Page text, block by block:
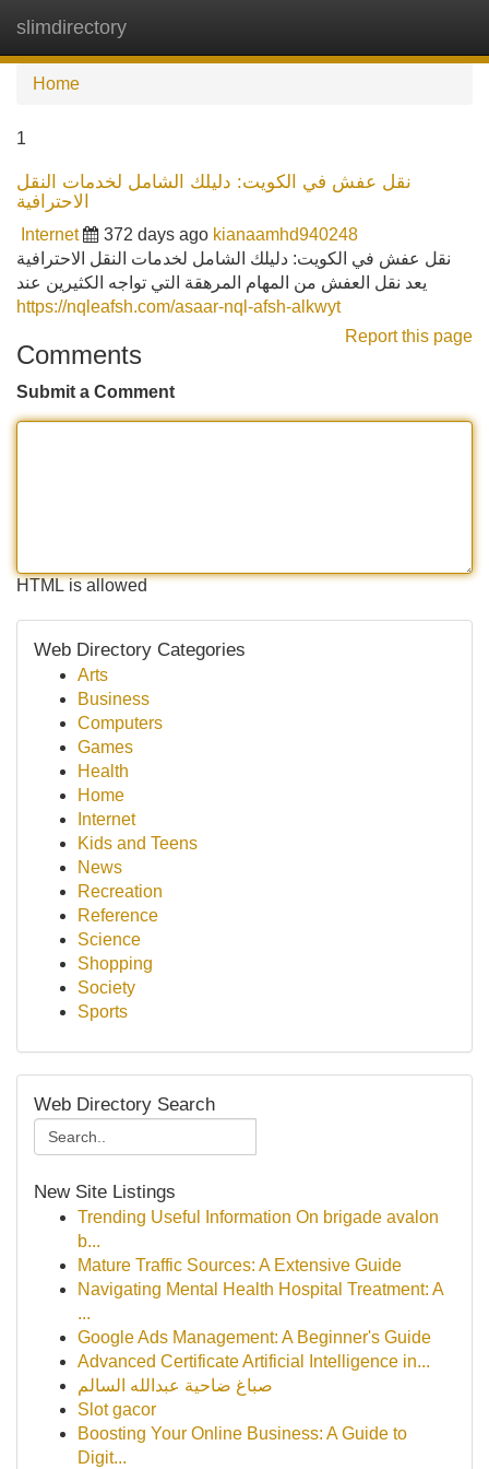
slimdirectory
Home
1
نقل عفش في الكويت: دليلك الشامل لخدمات النقل
الاحترافية
Internet 372 days ago kianaamhd940248
نقل عفش في الكويت: دليلك الشامل لخدمات النقل الاحترافية
يعد نقل العفش من المهام المرهقة التي تواجه الكثيرين عند
https://nqleafsh.com/asaar-nql-afsh-alkwyt
Report this page
Comments
Submit a Comment
HTML is allowed
Web Directory Categories
Arts
Business
Computers
Games
Health
Home
Internet
Kids and Teens
News
Recreation
Reference
Science
Shopping
Society
Sports
Web Directory Search
New Site Listings
Trending Useful Information On brigade avalon
b...
Mature Traffic Sources: A Extensive Guide
Navigating Mental Health Hospital Treatment: A
...
Google Ads Management: A Beginner's Guide
Advanced Certificate Artificial Intelligence in...
صباغ ضاحية عبدالله السالم
Slot gacor
Boosting Your Online Business: A Guide to
Digit...